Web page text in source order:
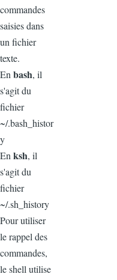
commandes
saisies dans
un fichier
texte.
En bash, il
s'agit du
fichier
~/.bash_histor
y
En ksh, il
s'agit du
fichier
~/.sh_history
Pour utiliser
le rappel des
commandes,
le shell utilise